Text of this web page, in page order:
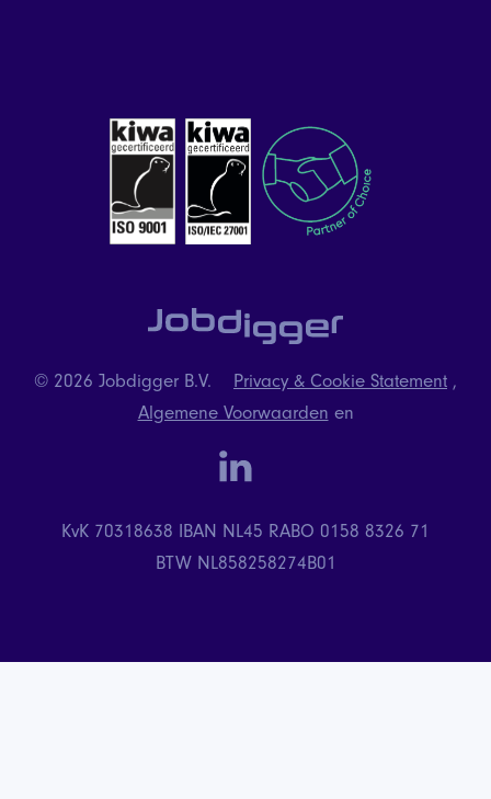
© 2026 Jobdigger B.V. Privacy & Cookie Statement ,
Algemene Voorwaarden en
KvK 70318638 IBAN NL45 RABO 0158 8326 71
BTW NL858258274B01